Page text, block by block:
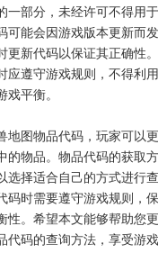
一部分，未经许可不得用
可能会因游戏版本更新而发
更新代码以保证其正确性
应遵守游戏规则，不得利
戏平衡。
地图物品代码，玩家可以
的物品。物品代码的获取
选择适合自己的方式进行
码时需要遵守游戏规则，
性。希望本文能够帮助您
代码的查询方法，享受游